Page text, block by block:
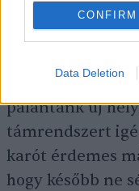
CONFIRM
Data Deletion
Helyezzük a
locsoljuk be a
se feledkezzünk
palántánk új
támrendszert
karót érdemes
hogy később ne